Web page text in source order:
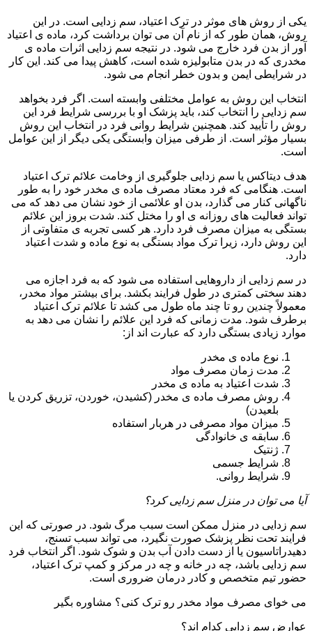
یکی از روش های موثر در ترک اعتیاد، سم زدایی است. در این
روش، همان طور که از نام آن می توان برداشت کرد، ماده ی اعتیاد
آور از بدن فرد خارج می شود. در نتیجه سم زدایی اثرات ماده ی
مخدری که در بدن متابولیزه شده است، کاهش پیدا می کند. این کار
در شرایطی ایمن و بدون خطر انجام می شود.
انتخاب این روش به عوامل مختلفی وابسته است. اگر فرد بخواهد
سم زدایی را انتخاب کند، باید پزشک او با بررسی شرایط فرد این
روش را تأیید کند. همچنین شرایط روانی فرد در انتخاب این روش
بسیار مؤثر است. از طرفی میزان وابستگی یکی دیگر از این عوامل
است.
هدف دیتاکس یا سم زدایی جلوگیری از وخامت علائم ترک اعتیاد
است. هنگامی که فرد معتاد مصرف ماده ی مخدر خود را به طور
ناگهانی کنار می گذارد، بدن او علائمی از خود نشان می دهد که می
تواند فعالیت های روزانه ی او را مختل کند. شدت بروز این علائم
بستگی به میزان مصرف فرد دارد. هر کسی تجربه ی متفاوتی از
این روش دارد، زیرا ترک مواد بستگی به نوع ماده و شدت اعتیاد
دارد.
در سم زدایی از داروهایی استفاده می شود که به فرد اجازه می
دهند سختی کمتری در طول فرایند بکشد. برای بیشتر مواد مخدر،
معمولاً چندین رو تا چند ماه طول می کشد تا علائم ترک اعتیاد
برطرف شود. مدت زمانی که فرد این علائم را نشان می دهد به
موارد زیادی بستگی دارد که عبارت اند از:
نوع ماده ی مخدر
مدت زمان مصرف مواد
شدت اعتیاد به ماده ی مخدر
روش مصرف ماده ی مخدر (کشیدن، خوردن، تزریق کردن یا
بلعیدن)
میزان مواد مصرفی در هربار استفاده
سابقه ی خانوادگی
ژنتیک
شرایط جسمی
شرایط روانی.
آیا می توان در منزل سم زدایی کرد؟
سم زدایی در منزل ممکن است سبب مرگ شود. در صورتی که این
فرایند تحت نظر پزشک صورت نگیرد، می تواند سبب تسنج،
دهیدراتاسیون یا از دست دادن آب بدن و شوک شود. اگر انتخاب فرد
سم زدایی باشد، چه در خانه و چه در مرکز و کمپ ترک اعتیاد،
حضور تیم متخصص و کادر درمان ضروری است.
می خوای مصرف مواد مخدر رو ترک کنی؟ مشاوره بگیر
عوارض سم زدایی کدام اند؟